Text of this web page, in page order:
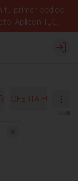
tu primer pedido
Aplican TyC.
Login
OFERTA FUGACES